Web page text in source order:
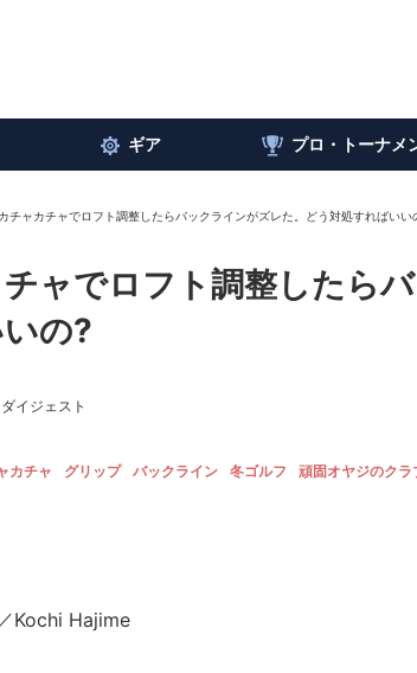
ギア プロ・トーナメ
カチャカチャでロフト調整したらバックラインがズレた。どう対処すればいい
ャでロフト調整したら
の?
イジェスト
カチャ グリップ バックライン 冬ゴルフ 頑固オヤジのクラ
Kochi Hajime